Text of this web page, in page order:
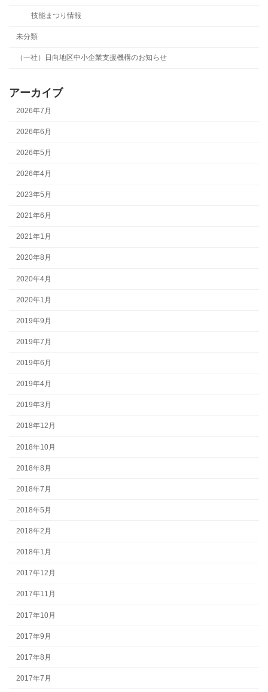
技能まつり情報
未分類
（一社）日向地区中小企業支援機構のお知らせ
アーカイブ
2026年7月
2026年6月
2026年5月
2026年4月
2023年5月
2021年6月
2021年1月
2020年8月
2020年4月
2020年1月
2019年9月
2019年7月
2019年6月
2019年4月
2019年3月
2018年12月
2018年10月
2018年8月
2018年7月
2018年5月
2018年2月
2018年1月
2017年12月
2017年11月
2017年10月
2017年9月
2017年8月
2017年7月